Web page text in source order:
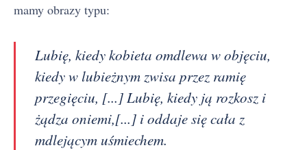
mamy obrazy typu:
Lubię, kiedy kobieta omdlewa w objęciu,
kiedy w lubieżnym zwisa przez ramię
przegięciu, [...] Lubię, kiedy ją rozkosz i
żądza oniemi,[...] i oddaje się cała z
mdlejącym uśmiechem.